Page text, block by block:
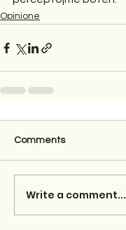
Opinione
Comments
Write a comment...